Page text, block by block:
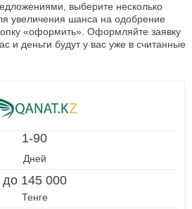
выберите несколько
увеличения шанса на одобрение
«оформить». Оформляйте заявку
и деньги будут у вас уже в считанные
1-90
Дней
до 145 000
Тенге